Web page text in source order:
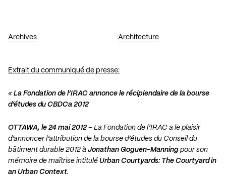
Archives Architecture
Extrait du communiqué de presse:
« La Fondation de l’IRAC annonce le récipiendaire de la bourse
d’études du CBDCa 2012
OTTAWA, le 24 mai 2012 – La Fondation de l’IRAC a le plaisir
d’annoncer l’attribution de la bourse d’études du Conseil du
bâtiment durable 2012 à Jonathan Goguen-Manning pour son
mémoire de maîtrise intitulé Urban Courtyards: The Courtyard in
an Urban Context.